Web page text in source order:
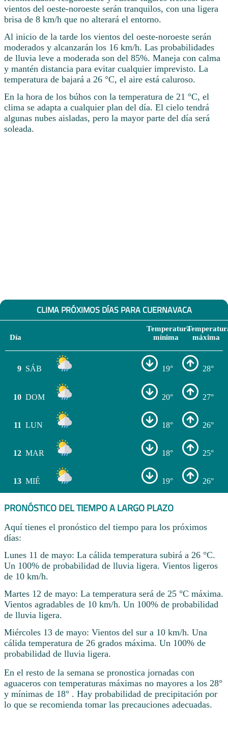
vientos del oeste-noroeste serán tranquilos, con una ligera
brisa de 8 km/h que no alterará el entorno.
Al inicio de la tarde los vientos del oeste-noroeste serán
moderados y alcanzarán los 16 km/h. Las probabilidades
de lluvia leve a moderada son del 85%. Maneja con calma
y mantén distancia para evitar cualquier imprevisto. La
temperatura de bajará a 26 °C, el aire está caluroso.
En la hora de los búhos con la temperatura de 21 °C, el
clima se adapta a cualquier plan del día. El cielo tendrá
algunas nubes aisladas, pero la mayor parte del día será
soleada.
CLIMA PRÓXIMOS DÍAS PARA CUERNAVACA
Día
Temperatura
mínima
máxima
9 SÁB 19° 28°
10 DOM 20° 27°
11 LUN 18° 26°
12 MAR 18° 25°
13 MIÉ 19° 26°
PRONÓSTICO DEL TIEMPO A LARGO PLAZO
Aquí tienes el pronóstico del tiempo para los próximos
días:
Lunes 11 de mayo: La cálida temperatura subirá a 26 °C.
Un 100% de probabilidad de lluvia ligera. Vientos ligeros
de 10 km/h.
Martes 12 de mayo: La temperatura será de 25 °C máxima.
Vientos agradables de 10 km/h. Un 100% de probabilidad
de lluvia ligera.
Miércoles 13 de mayo: Vientos del sur a 10 km/h. Una
cálida temperatura de 26 grados máxima. Un 100% de
probabilidad de lluvia ligera.
En el resto de la semana se pronostica jornadas con
aguaceros con temperaturas máximas no mayores a los 28°
y mínimas de 18° . Hay probabilidad de precipitación por
lo que se recomienda tomar las precauciones adecuadas.